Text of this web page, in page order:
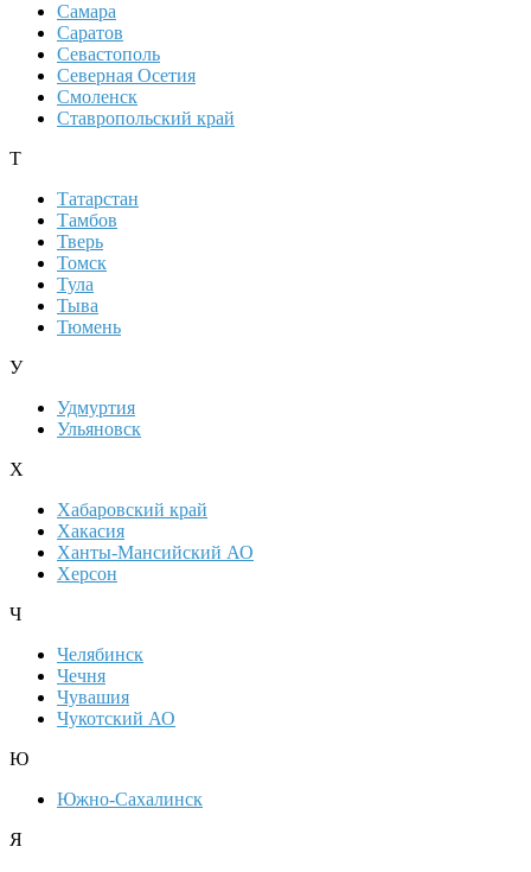
Самара
Саратов
Севастополь
Северная Осетия
Смоленск
Ставропольский край
Т
Татарстан
Тамбов
Тверь
Томск
Тула
Тыва
Тюмень
У
Удмуртия
Ульяновск
Х
Хабаровский край
Хакасия
Ханты-Мансийский АО
Херсон
Ч
Челябинск
Чечня
Чувашия
Чукотский АО
Ю
Южно-Сахалинск
Я